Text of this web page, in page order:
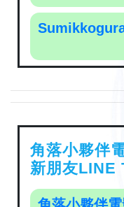
角落小夥伴
新朋友LINE